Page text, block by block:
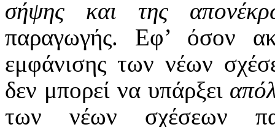
σήψης και της
παραγωγής. Εφ’ όσον
εμφάνισης των νέων
δεν μπορεί να υπάρξει
των νέων σχέσεων